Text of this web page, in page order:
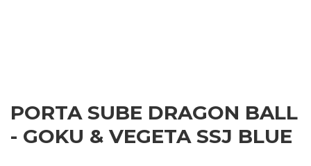
PORTA SUBE DRAGON BALL
- GOKU & VEGETA SSJ BLUE